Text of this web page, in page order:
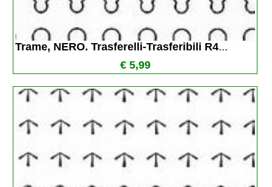
Trame, NERO. Trasferelli-Trasferibili R4...
€ 5,99